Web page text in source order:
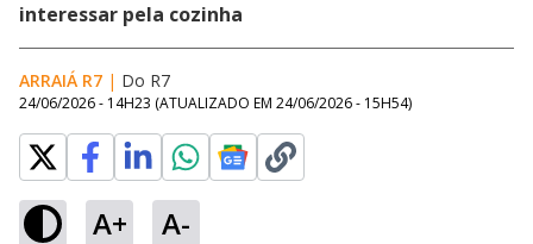
interessar pela cozinha
ARRAIÁ R7 | Do R7
24/06/2026 - 14H23 (ATUALIZADO EM 24/06/2026 - 15H54)
A+ A-